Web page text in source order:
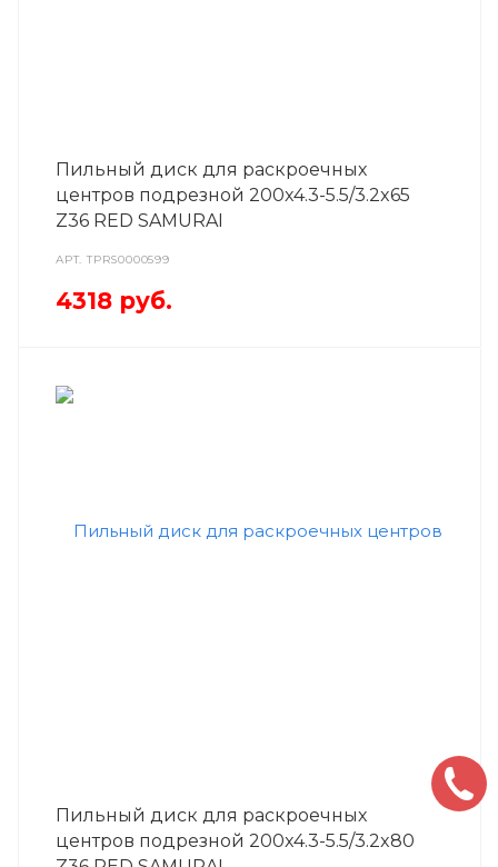
Пильный диск для раскроечных
центров подрезной 200x4.3-5.5/3.2x65
Z36 RED SAMURAI
АРТ.TPRS0000599
4318 руб.
Пильный диск для раскроечных
центров подрезной 200x4.3-5.5/3.2x80